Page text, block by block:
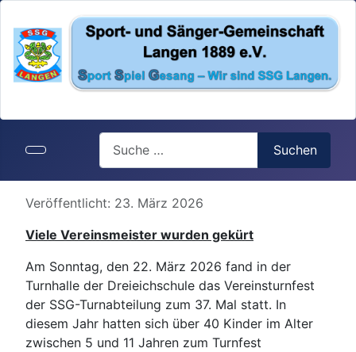
Search
Suchen
Details
Veröffentlicht: 23. März 2026
Viele Vereinsmeister wurden gekürt
Am Sonntag, den 22. März 2026 fand in der
Turnhalle der Dreieichschule das Vereinsturnfest
der SSG-Turnabteilung zum 37. Mal statt. In
diesem Jahr hatten sich über 40 Kinder im Alter
zwischen 5 und 11 Jahren zum Turnfest